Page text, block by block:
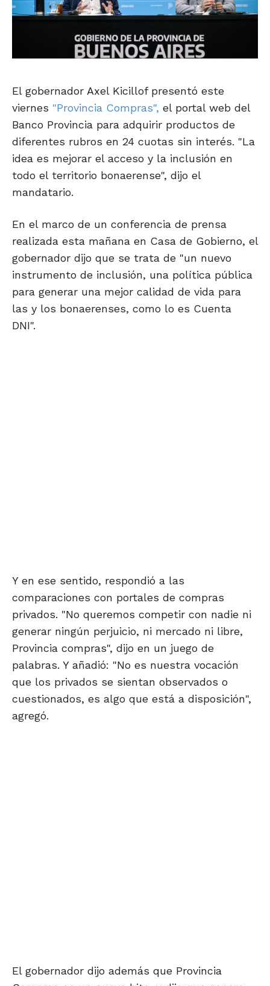
El gobernador Axel Kicillof presentó este
viernes "Provincia Compras", el portal web del
Banco Provincia para adquirir productos de
diferentes rubros en 24 cuotas sin interés. "La
idea es mejorar el acceso y la inclusión en
todo el territorio bonaerense", dijo el
mandatario.
En el marco de un conferencia de prensa
realizada esta mañana en Casa de Gobierno, el
gobernador dijo que se trata de "un nuevo
instrumento de inclusión, una política pública
para generar una mejor calidad de vida para
las y los bonaerenses, como lo es Cuenta
DNI".
Y en ese sentido, respondió a las
comparaciones con portales de compras
privados. "No queremos competir con nadie ni
generar ningún perjuicio, ni mercado ni libre,
Provincia compras", dijo en un juego de
palabras. Y añadió: "No es nuestra vocación
que los privados se sientan observados o
cuestionados, es algo que está a disposición",
agregó.
El gobernador dijo además que Provincia